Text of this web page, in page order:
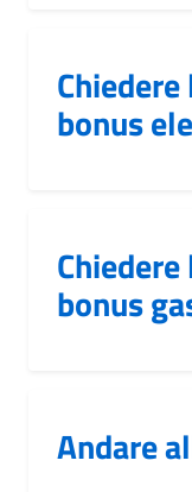
bonus
bonus
Andare